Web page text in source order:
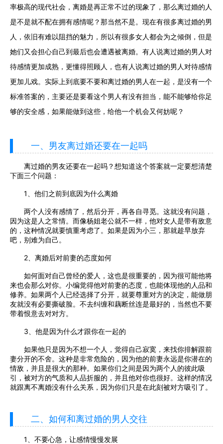
率极高的现代社会，离婚是再正常不过的现象了，那么离过婚的人
是不是就不配在拥有感情呢？那当然不是。现在有很多离过婚的男
人，依旧有难以阻挡的魅力，所以有很多女人都会为之倾倒，但是
她们又会担心自己到最后也会遭遇被离婚。有人说离过婚的男人对
待感情更加成熟，更懂得照顾人，也有人说离过婚的男人对待感情
更加儿戏。实际上到底要不要和离过婚的男人在一起，是没有一个
标准答案的，主要还是要看这个男人有没有担当，能不能够给你足
够的安全感，如果能做到这些，给他一个机会又何妨呢？
一、男友离过婚还要在一起吗
离过婚的男友还要在一起吗？想知道这个答案就一定要想清楚
下面三个问题：
1、他们之前到底因为什么离婚
两个人没有感情了，然后分开，再各自寻觅。这就没有问题，
因为这是人之常情。而像杨姐老公就不一样，他对女人是带有敌意
的，这种情况就要慎重考虑了。如果是因为小三，那就趁早放弃
吧，别难为自己。
2、离婚后对前妻的态度如何
如何面对自己曾经的爱人，这也是很重要的，因为很可能他将
来也会那么对你。小编觉得他对前妻的态度，也能体现他的人品和
修养。如果两个人已经选择了分开，就要尊重对方的决定，能做朋
友就没有必要撕破脸。不去纠缠和藕断丝连是最好的，当然也不要
带着恨意去对对方。
3、他是因为什么才跟你在一起的
如果他只是因为不想一个人，觉得自己寂寞，来找你排解跟前
妻分开的不舍。这种是非常危险的，因为他的前妻永远是你潜在的
情敌，并且是很大的那种。如果你们之间是因为两个人的彼此吸
引，被对方的气质和人品折服的，并且他对你也很好。这样的情况
就跟离不离婚没有什么关系，因为你们只是在此刻被对方吸引了。
二、如何和离过婚的男人交往
1、不要心急，让感情慢慢发展